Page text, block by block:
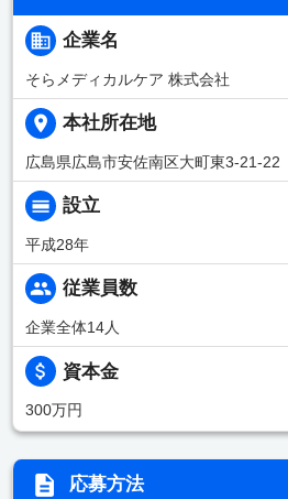
企業名
そらメディカルケア 株式会社
本社所在地
広島県広島市安佐南区大町東3-21-22
設立
平成28年
従業員数
企業全体14人
資本金
300万円
応募方法